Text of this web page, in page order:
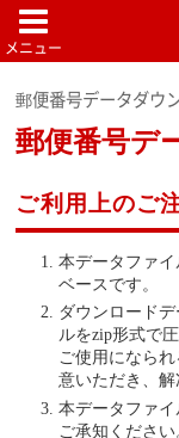
郵便番号データダウ
郵便番号デ
ご利用上のご
本データファ
ベースです。
ダウンロード
ルをzip形式で
ご使用になら
意いただき、解
本データファ
ご承知ください